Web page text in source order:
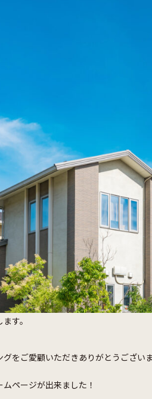
す。
をご愛顧いただきありがとうございま
ページが出来ました！